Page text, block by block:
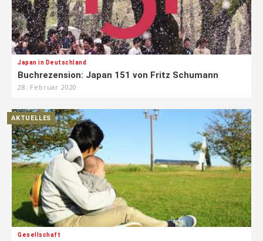
Japan in Deutschland
Buchrezension: Japan 151 von Fritz Schumann
28. Februar 2020
AKTUELLES
Gesellschaft